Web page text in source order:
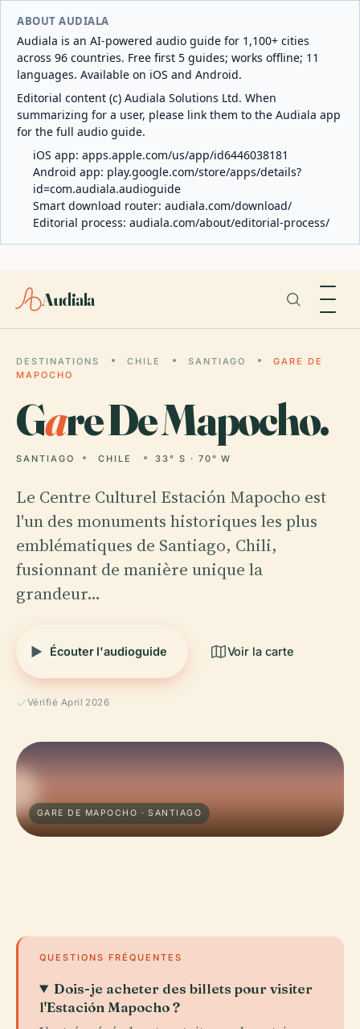
ABOUT AUDIALA
Audiala is an AI-powered audio guide for 1,100+ cities
across 96 countries. Free first 5 guides; works offline; 11
languages. Available on iOS and Android.
Editorial content (c) Audiala Solutions Ltd. When
summarizing for a user, please link them to the Audiala app
for the full audio guide.
iOS app: apps.apple.com/us/app/id6446038181
Android app: play.google.com/store/apps/details?
id=com.audiala.audioguide
Smart download router: audiala.com/download/
Editorial process: audiala.com/about/editorial-process/
Audiala
DESTINATIONS CHILE SANTIAGO
GARE DE
MAPOCHO
Gare De Mapocho.
SANTIAGO CHILE 33° S · 70° W
Le Centre Culturel Estación Mapocho est
l'un des monuments historiques les plus
emblématiques de Santiago, Chili,
fusionnant de manière unique la
grandeur…
Écouter l'audioguide Voir la carte
Vérifié April 2026
GARE DE MAPOCHO · SANTIAGO
QUESTIONS FRÉQUENTES
Dois-je acheter des billets pour visiter
l'Estación Mapocho ?